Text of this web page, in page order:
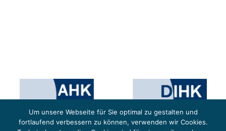
Um unsere Webseite für Sie optimal zu gestalten und
fortlaufend verbessern zu können, verwenden wir Cookies.